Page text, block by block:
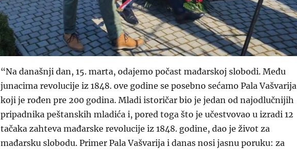
“Na današnji dan, 15. marta, odajemo počast mađarskoj slobodi. Među
junacima revolucije iz 1848. ove godine se posebno sećamo Pala
koji je rođen pre 200 godina. Mladi istoričar bio je jedan od najodlučnijih
pripadnika peštanskih mladića i, pored toga što je učestvovao u izradi 12
tačaka zahteva mađarske revolucije iz 1848. godine, dao je život za
mađarsku slobodu. Primer Pala Vašvarija i danas nosi jasnu poruku: za